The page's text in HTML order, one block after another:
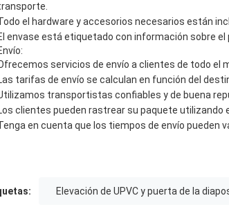
el hardware y accesorios necesarios están
envase está etiquetado con información sobre
servicios de envío a clientes de todo el
tarifas de envío se calculan en función del
transportistas confiables y de buena
clientes pueden rastrear su paquete utilizando
en cuenta que los tiempos de envío pueden
Elevación de UPVC y puerta de la